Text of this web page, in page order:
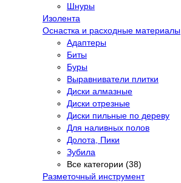
Шнуры
Изолента
Оснастка и расходные материалы
Адаптеры
Биты
Буры
Выравниватели плитки
Диски алмазные
Диски отрезные
Диски пильные по дереву
Для наливных полов
Долота, Пики
Зубила
Все категории (38)
Разметочный инструмент